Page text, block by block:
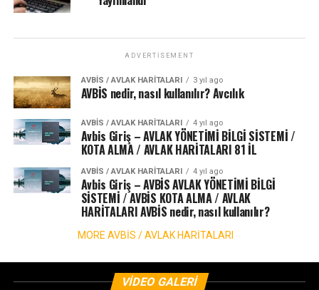
ADVERTISEMENT
AVBIS / AVLAK HARITALARI 3 yıl ago
AVBİS nedir, nasıl kullanılır? Avcılık
AVBIS / AVLAK HARITALARI 4 yıl ago
Avbis Giriş – AVLAK YÖNETİMİ BİLGİ SİSTEMİ /
KOTA ALMA / AVLAK HARİTALARI 81 İL
AVBIS / AVLAK HARITALARI 4 yıl ago
Avbis Giriş – AVBİS AVLAK YÖNETİMİ BİLGİ
SİSTEMİ / AVBİS KOTA ALMA / AVLAK
HARİTALARI AVBİS nedir, nasıl kullanılır?
MORE AVBİS / AVLAK HARİTALARI
VIDEO GALERI